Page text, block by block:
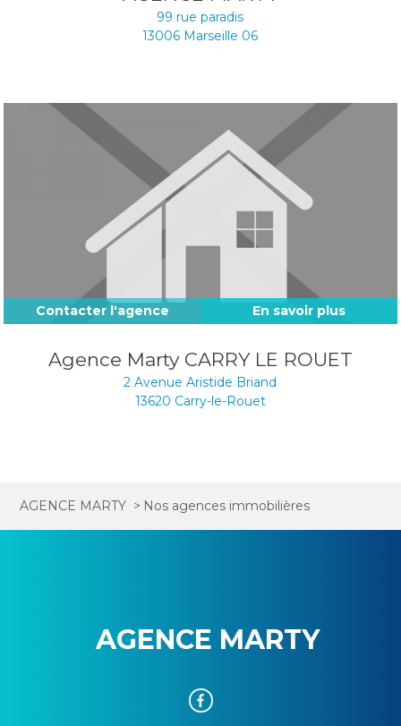
99 rue paradis
13006 Marseille 06
Contacter l'agence En savoir plus
Agence Marty CARRY LE ROUET
2 Avenue Aristide Briand
13620 Carry-le-Rouet
AGENCE MARTY > Nos agences immobilières
AGENCE MARTY